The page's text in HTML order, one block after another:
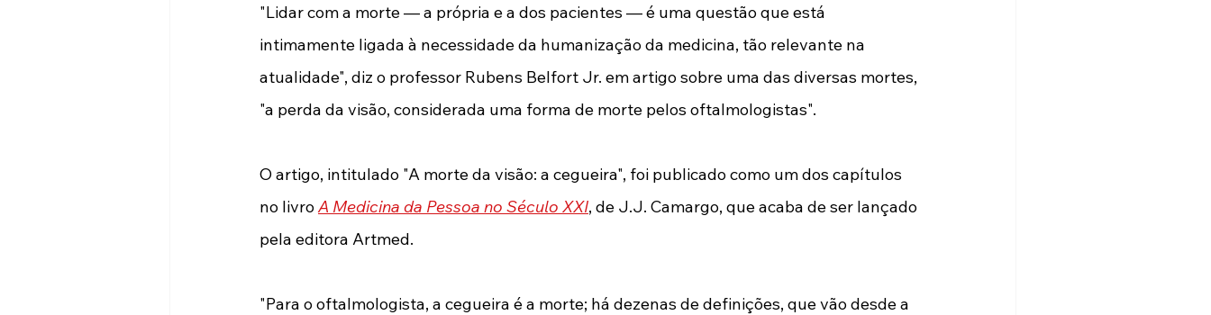
"Lidar com a morte — a própria e a dos pacientes — é uma questão que está
intimamente ligada à necessidade da humanização da medicina, tão relevante na
atualidade", diz o professor Rubens Belfort Jr. em artigo sobre uma das diversas mortes,
"a perda da visão, considerada uma forma de morte pelos oftalmologistas".
O artigo, intitulado "A morte da visão: a cegueira", foi publicado como um dos capítulos
no livro A Medicina da Pessoa no Século XXI, de J.J. Camargo, que acaba de ser lançado
pela editora Artmed.
"Para o oftalmologista, a cegueira é a morte; há dezenas de definições, que vão desde a